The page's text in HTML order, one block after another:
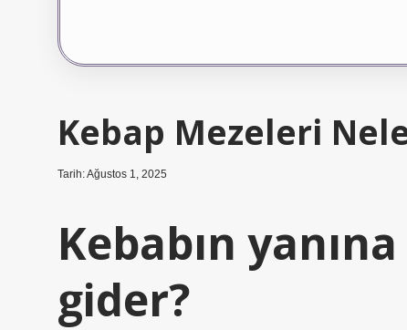
Kebap Mezeleri
Tarih: Ağustos 1, 2025
Kebabın
gider?